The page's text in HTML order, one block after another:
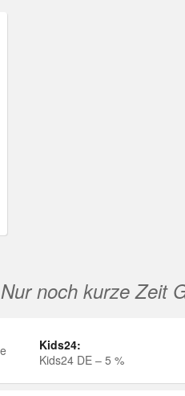
Nur noch kurze Zeit
Kids24:
Kids24 DE – 5 %